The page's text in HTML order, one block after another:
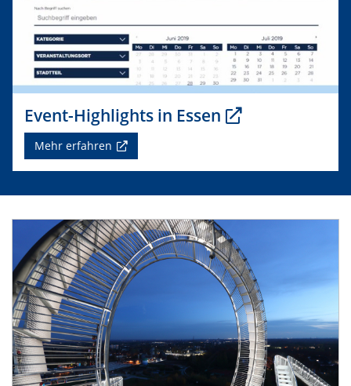
Event-Highlights in Essen
Mehr erfahren